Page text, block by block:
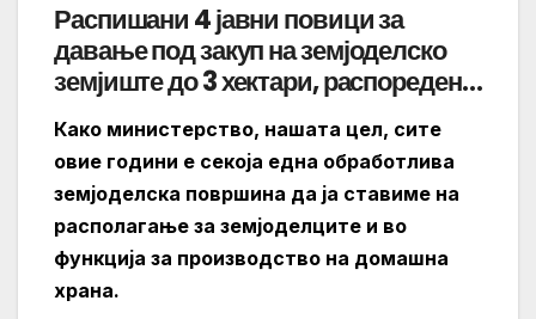
Распишани 4 јавни повици за
давање под закуп на земјоделско
земјиште до 3 хектари, распоредени
во 34 региони во 878 катастерски
општини
Како министерство, нашата цел, сите
овие години е секоја една обработлива
земјоделска површина да ја ставиме на
располагање за земјоделците и во
функција за производство на домашна
храна.